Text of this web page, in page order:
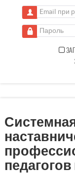
Email при
Пароль